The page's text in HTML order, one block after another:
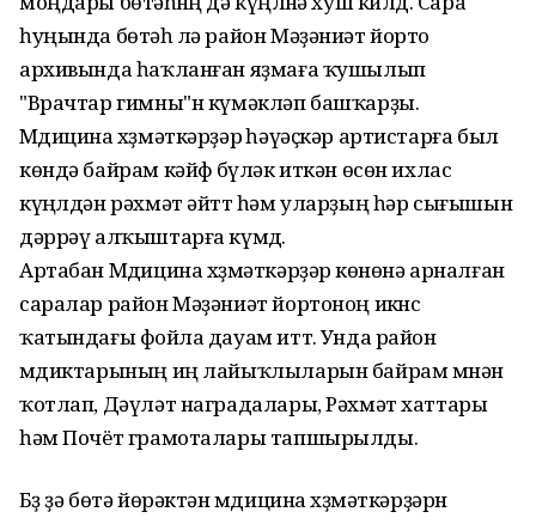
һуңында бөтәһҽ лә район Мәҙәниәт йорто
архивында һаҡланған яҙмаға ҡушылып
"Врачтар гимны"н күмәкләп башҡарҙы.
Мҽдицина хҽҙмәткәрҙәрҽ һәүәҫкәр артистарға был
көндә байрам кәйҽфҽ бүләк иткән өсөн ихлас
күңҽлдән рәхмәт әйттҽ һәм уларҙың һәр сығышын
дәррәү алҡыштарға күмдҽ.
Артабан Мҽдицина хҽҙмәткәрҙәрҽ көнөнә арналған
саралар район Мәҙәниәт йортоноң икҽнсҽ
ҡатындағы фойҽла дауам иттҽ. Унда район
мҽдиктарының иң лайыҡлыларын байрам мҽнән
ҡотлап, Дәүләт наградалары, Рәхмәт хаттары
һәм Почёт грамоталары тапшырылды.
Бҽҙ ҙә бөтә йөрәктән мҽдицина хҽҙмәткәрҙәрҽн